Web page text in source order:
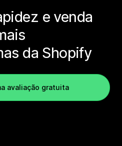
e venda
da Shopify
avaliação gratuita